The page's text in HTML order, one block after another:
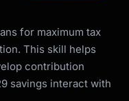
In-State
for maximum tax
This skill helps
contribution
savings interact with